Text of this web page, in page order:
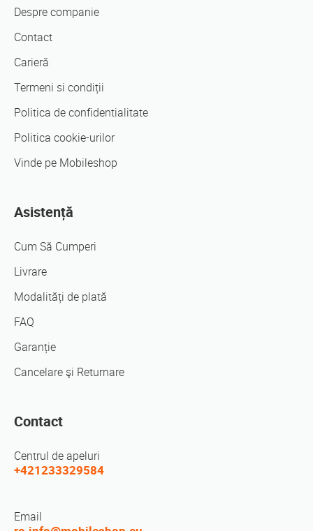
Despre companie
Contact
Carieră
Termeni si condiții
Politica de confidentialitate
Politica cookie-urilor
Vinde pe Mobileshop
Asistență
Cum Să Cumperi
Livrare
Modalități de plată
FAQ
Garanție
Cancelare şi Returnare
Contact
Centrul de apeluri
+421233329584
Email